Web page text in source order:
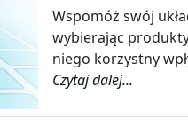
Wspomóż swój
wybierając
niego korzystny
Czytaj dalej...